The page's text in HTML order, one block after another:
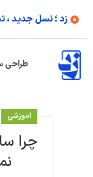
زد ؛ نسل جدید ،
طراحی
اموزشی
چرا